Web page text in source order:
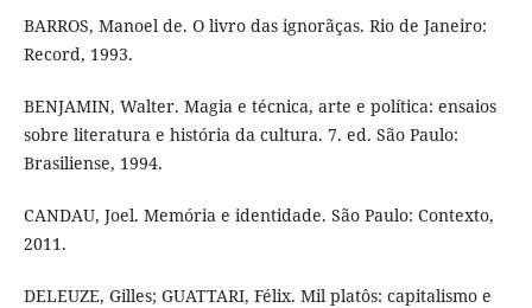
BARROS, Manoel de. O livro das ignorãças. Rio de Janeiro:
Record, 1993.
BENJAMIN, Walter. Magia e técnica, arte e política: ensaios
sobre literatura e história da cultura. 7. ed. São Paulo:
Brasiliense, 1994.
CANDAU, Joel. Memória e identidade. São Paulo: Contexto,
2011.
DELEUZE, Gilles; GUATTARI, Félix. Mil platôs: capitalismo e